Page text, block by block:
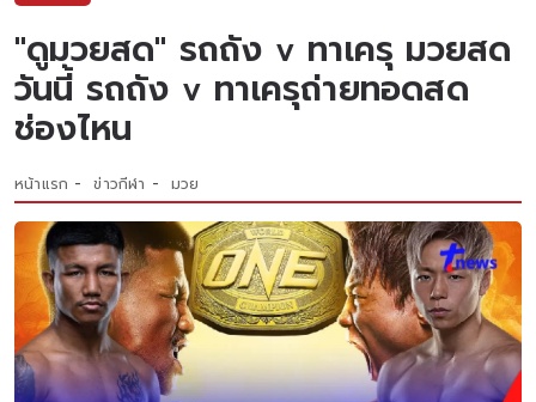
"ดูมวยสด" รถถัง v ทาเครุ มวยสด
วันนี้ รถถัง v ทาเครุถ่ายทอดสด
ช่องไหน
หน้าแรก ข่าวกีฬา มวย